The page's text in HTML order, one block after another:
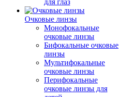
для глаз
Очковые линзы
Монофокальные
очковые линзы
Бифокальные очковые
линзы
Мультифокальные
очковые линзы
Перифокальные
очковые линзы для